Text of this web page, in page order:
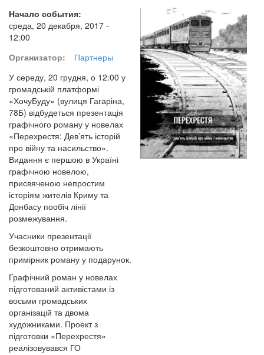
Начало события:
среда, 20 декабря, 2017 -
12:00
Организатор:
Партнеры
У середу, 20 грудня, о 12:00 у
громадській платформі
«ХочуБуду» (вулиця Гагаріна,
78Б) відбудеться презентація
графічного роману у новелах
«Перехрестя: Дев’ять історій
про війну та насильство».
Видання є першою в Україні
графічною новелою,
присвяченою непростим
історіям жителів Криму та
Донбасу пообіч лінії
розмежування.
Учасники презентації
безкоштовно отримають
примірник роману у подарунок.
Графічний роман у новелах
підготований активістами із
восьми громадських
організацій та двома
художниками. Проект з
підготовки «Перехрестя»
реалізовувався ГО